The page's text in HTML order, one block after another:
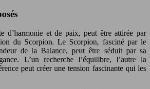
d’harmonie et de paix, peut être attirée par
du Scorpion. Le Scorpion, fasciné par le
de la Balance, peut être séduit par sa
L’un recherche l’équilibre, l’autre la
peut créer une tension fascinante qui les